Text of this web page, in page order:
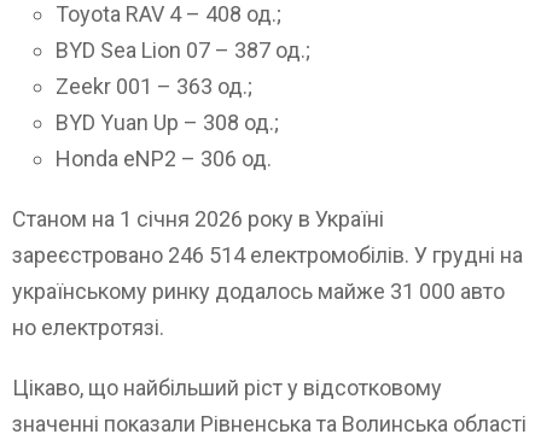
Toyota RAV 4 – 408 од.;
BYD Sea Lion 07 – 387 од.;
Zeekr 001 – 363 од.;
BYD Yuan Up – 308 од.;
Honda eNP2 – 306 од.
Станом на 1 січня 2026 року в Україні
зареєстровано 246 514 електромобілів. У грудні на
українському ринку додалось майже 31 000 авто
но електротязі.
Цікаво, що найбільший ріст у відсотковому
значенні показали Рівненська та Волинська області